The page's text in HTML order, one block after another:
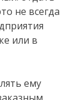
не всегда
или в
ему